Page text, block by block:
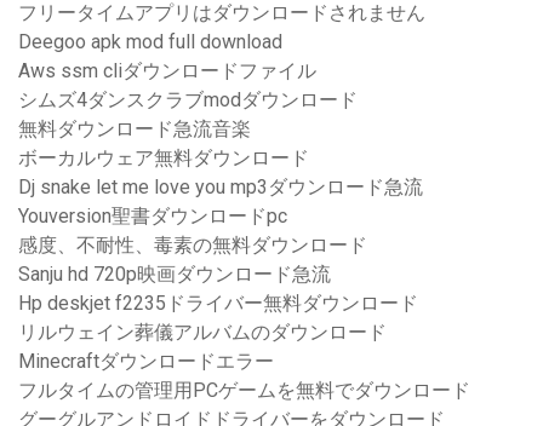
フリータイムアプリはダウンロードされません
Deegoo apk mod full download
Aws ssm cliダウンロードファイル
シムズ4ダンスクラブmodダウンロード
無料ダウンロード急流音楽
ボーカルウェア無料ダウンロード
Dj snake let me love you mp3ダウンロード急流
Youversion聖書ダウンロードpc
感度、不耐性、毒素の無料ダウンロード
Sanju hd 720p映画ダウンロード急流
Hp deskjet f2235ドライバー無料ダウンロード
リルウェイン葬儀アルバムのダウンロード
Minecraftダウンロードエラー
フルタイムの管理用PCゲームを無料でダウンロード
グーグルアンドロイドドライバーをダウンロード